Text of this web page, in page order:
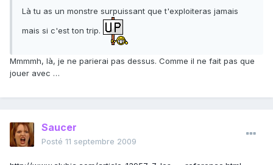
Là tu as un monstre surpuissant que t'exploiteras jamais
mais si c'est ton trip.
Mmmmh, là, je ne parierai pas dessus. Comme il ne fait pas que
jouer avec …
Saucer
Posté 11 septembre 2009